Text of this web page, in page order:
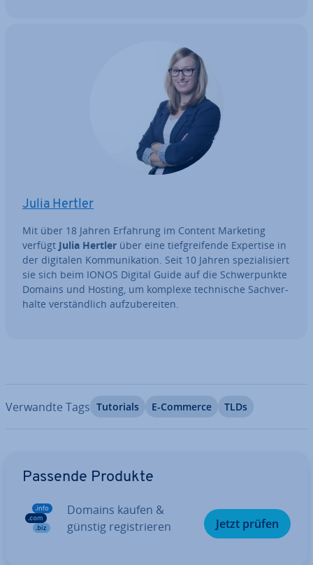
Julia Hertler
Mit über 18 Jahren Erfahrung im Content Marketing
verfügt Julia Hertler über eine tief­grei­fen­de Expertise in
der digitalen Kom­mu­ni­ka­ti­on. Seit 10 Jahren spe­zia­li­siert
sie sich beim IONOS Digital Guide auf die Schwer­punk­te
Domains und Hosting, um komplexe tech­ni­sche Sach­ver­
hal­te ver­ständ­lich auf­zu­be­rei­ten.
Verwandte Tags Tutorials E-Commerce TLDs
Passende Produkte
Domains kaufen &
günstig re­gis­trie­ren
Jetzt prüfen